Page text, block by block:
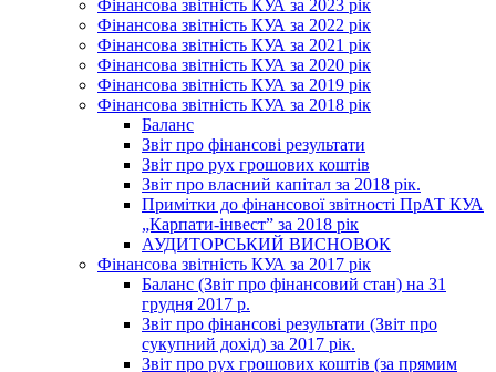
Фінансова звітність КУА за 2023 рік
Фінансова звітність КУА за 2022 рік
Фінансова звітність КУА за 2021 рік
Фінансова звітність КУА за 2020 рік
Фінансова звітність КУА за 2019 рік
Фінансова звітність КУА за 2018 рік
Баланс
Звіт про фінансові результати
Звіт про рух грошових коштів
Звіт про власний капітал за 2018 рік.
Примітки до фінансової звітності ПрАТ КУА
„Карпати-інвест” за 2018 рік
АУДИТОРСЬКИЙ ВИСНОВОК
Фінансова звітність КУА за 2017 рік
Баланс (Звіт про фінансовий стан) на 31
грудня 2017 р.
Звіт про фінансові результати (Звіт про
сукупний дохід) за 2017 рік.
Звіт про рух грошових коштів (за прямим